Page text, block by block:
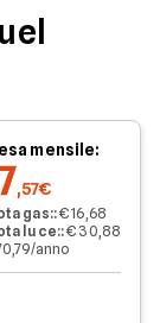
mensile:
,57€
gas::€ 16,68
luce::€ 30,88
anno